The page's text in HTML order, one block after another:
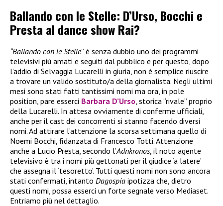
Ballando con le Stelle: D’Urso, Bocchi e
Presta al dance show Rai?
“Ballando con le Stelle” è senza dubbio uno dei programmi
televisivi più amati e seguiti dal pubblico e per questo, dopo
l’addio di Selvaggia Lucarelli in giuria, non è semplice riuscire
a trovare un valido sostituto/a della giornalista. Negli ultimi
mesi sono stati fatti tantissimi nomi ma ora, in pole
position, pare esserci Barbara D’Urso , storica “rivale” proprio
della Lucarelli. In attesa ovviamente di conferme ufficiali,
anche per il cast dei concorrenti si stanno facendo diversi
nomi. Ad attirare l’attenzione la scorsa settimana quello di
Noemi Bocchi, fidanzata di Francesco Totti. Attenzione
anche a Lucio Presta, secondo l’Adnkronos, il noto agente
televisivo è tra i nomi più gettonati per il giudice ‘a latere’
che assegna il ‘tesoretto’. Tutti questi nomi non sono ancora
stati confermati, intanto Dagospia ipotizza che, dietro
questi nomi, possa esserci un forte segnale verso Mediaset.
Entriamo più nel dettaglio.